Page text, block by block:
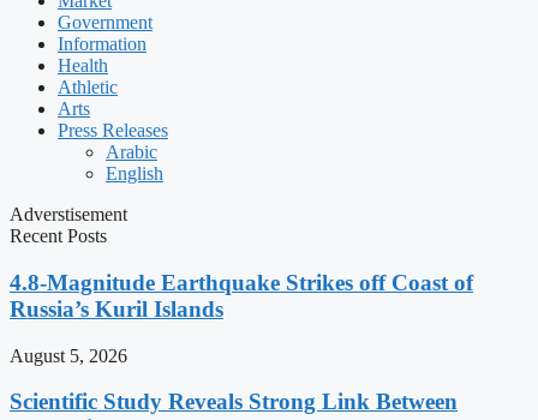
Government
Information
Health
Athletic
Arts
Press Releases
Arabic
English
Adverstisement
Recent Posts
4.8-Magnitude Earthquake Strikes off Coast of
Russia’s Kuril Islands
August 5, 2026
Scientific Study Reveals Strong Link Between